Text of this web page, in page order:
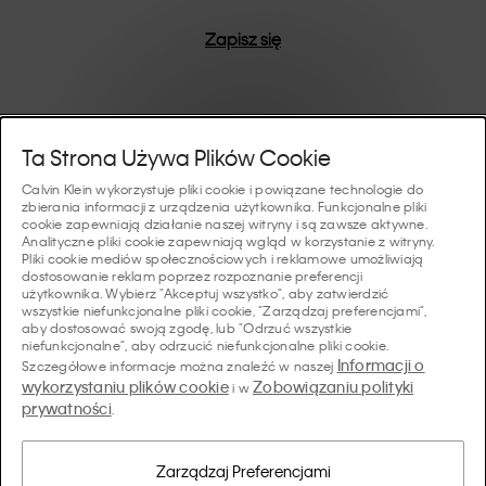
Zapisz się
Pomoc I Wsparcie
FAQ
Status zamówienia
Zamówienia i Dostawa
Zwroty i Zwroty Pieniędzy
Płatności
Tabela Rozmiarów
Kolekcje
#MYCALVINS
Calvin Klein Collection
Calvin Klein Underwear
Calvin Klein Sport
Wskazówki I Poradniki
Przewodnik po bieliźnie damskiej
Przewodnik po bieliźnie męskiej
Przewodnik po krojach jeansów damskich
O Nas
O Marce Calvin Klein
Dane Firmy
Język/ Kraj
Ta Strona Używa Plików Cookie
Calvin Klein wykorzystuje pliki cookie i powiązane technologie do
zbierania informacji z urządzenia użytkownika. Funkcjonalne pliki
cookie zapewniają działanie naszej witryny i są zawsze aktywne.
Analityczne pliki cookie zapewniają wgląd w korzystanie z witryny.
Pliki cookie mediów społecznościowych i reklamowe umożliwiają
dostosowanie reklam poprzez rozpoznanie preferencji
użytkownika. Wybierz "Akceptuj wszystko", aby zatwierdzić
wszystkie niefunkcjonalne pliki cookie, "Zarządzaj preferencjami",
aby dostosować swoją zgodę, lub "Odrzuć wszystkie
niefunkcjonalne", aby odrzucić niefunkcjonalne pliki cookie.
Szczegółowe informacje można znaleźć w naszej Informacji o
wykorzystaniu plików cookiei wZobowiązaniu polityki
prywatności.
Zarządzaj Preferencjami